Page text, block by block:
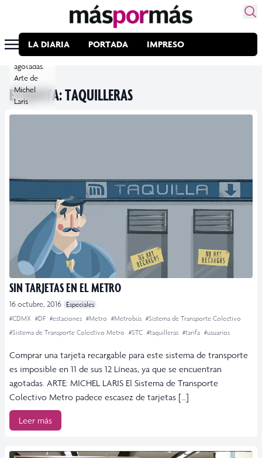
LA DIARIA PORTADA IMPRESO
ETIQUETA:TAQUILLERAS
Transporte
Público se
encuentran
agotadas.
Arte de
Michel
Laris
SIN TARJETAS EN EL METRO
16 octubre, 2016 Especiales
#CDMX #DF #estaciones #Metro #Metrobús #Sistema de Transporte Colectivo
#Sistema de Transporte Colectivo Metro #STC #taquilleras #tarifa #usuarios
Comprar una tarjeta recargable para este sistema de transporte
es imposible en 11 de sus 12 Líneas, ya que se encuentran
agotadas. ARTE: MICHEL LARIS El Sistema de Transporte
Colectivo Metro padece escasez de tarjetas […]
Leer más